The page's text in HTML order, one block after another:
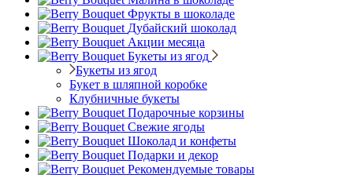
Фрукты в шоколаде
Дубайский шоколад
Акции месяца
Букеты из ягод
Букеты из ягод
Букет в шляпной коробке
Клубничные букеты
Подарочные корзины
Свежие ягоды
Шоколад и конфеты
Подарки и декор
Рекомендуемые товары